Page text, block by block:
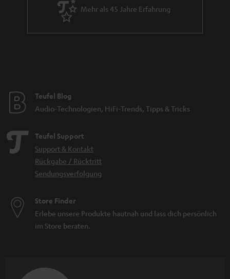
Mehr als 45 Jahre Erfahrung
Teufel Blog
Audio-Technologien, HiFi-Trends, Tipps & Tricks
Teufel Support
Support & Kontakt
Rückgabe / Rücktritt
Sendungsverfolgung
Store Finder
Erlebe unsere Produkte hautnah und lass dich persönlich
im Store beraten.